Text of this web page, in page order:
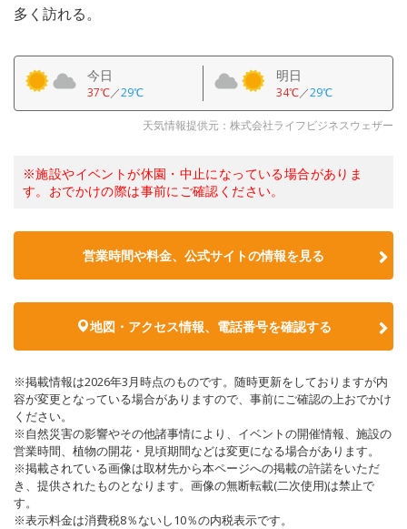
多く訪れる。
今日
37℃／29℃
明日
34℃／29℃
天気情報提供元：株式会社ライフビジネスウェザー
※施設やイベントが休園・中止になっている場合がありま
す。おでかけの際は事前にご確認ください。
営業時間や料金、公式サイトの情報を見る
地図・アクセス情報、電話番号を確認する
※掲載情報は2026年3月時点のものです。随時更新をしておりますが内
容が変更となっている場合がありますので、事前にご確認の上おでかけ
ください。
※自然災害の影響やその他諸事情により、イベントの開催情報、施設の
営業時間、植物の開花・見頃期間などは変更になる場合があります。
※掲載されている画像は取材先から本ページへの掲載の許諾をいただ
き、提供されたものとなります。画像の無断転載(二次使用)は禁止で
す。
※表示料金は消費税8％ないし10％の内税表示です。